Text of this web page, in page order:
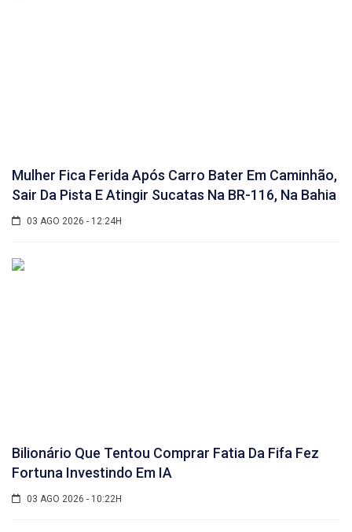
Mulher Fica Ferida Após Carro Bater Em Caminhão,
Sair Da Pista E Atingir Sucatas Na BR-116, Na Bahia
03 AGO 2026 - 12:24H
Bilionário Que Tentou Comprar Fatia Da Fifa Fez
Fortuna Investindo Em IA
03 AGO 2026 - 10:22H